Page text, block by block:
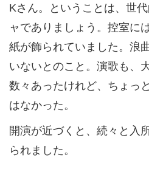
Kさん。ということは、世
ャでありましょう。控室に
紙が飾られていました。
いないとのこと。演歌も、
数々あったけれど、ちょっ
はなかった。
開演が近づくと、続々と入
られました。